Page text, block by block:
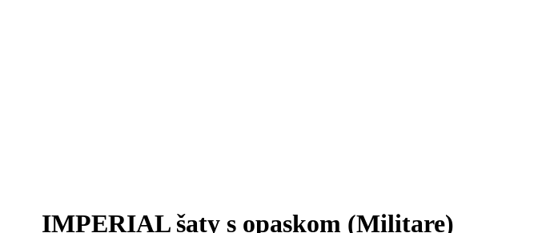
IMPERIAL šaty s opaskom (Militare)